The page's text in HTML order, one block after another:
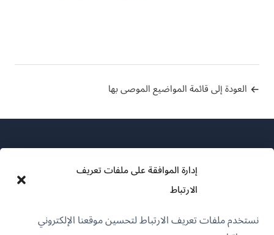
إدارة الموافقة على ملفات تعريف
الارتباط
نستخدم ملفات تعريف الارتباط لتحسين موقعنا الإلكتروني
العودة إلى قائمة المواضيع الموصى بها
سياسة GDPR والخصوصية